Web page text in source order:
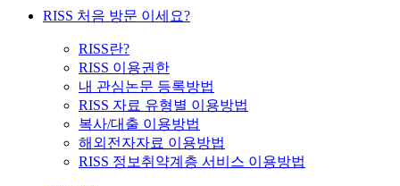
RISS 처음 방문 이세요?
RISS란?
RISS 이용권한
내 관심논문 등록방법
RISS 자료 유형별 이용방법
복사/대출 이용방법
해외전자자료 이용방법
RISS 정보취약계층 서비스 이용방법